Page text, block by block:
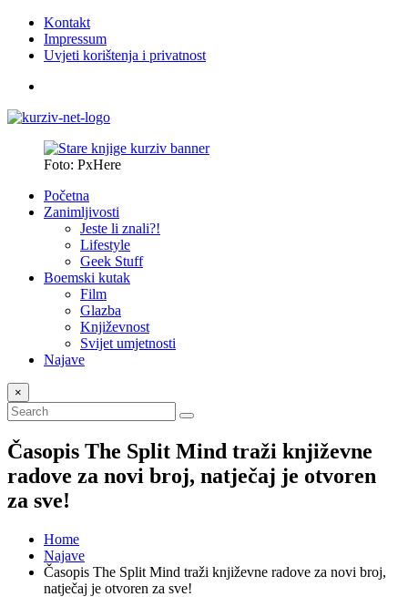
Kontakt
Impressum
Uvjeti korištenja i privatnost
Foto: PxHere
Početna
Zanimljivosti
Jeste li znali?!
Lifestyle
Geek Stuff
Boemski kutak
Film
Glazba
Književnost
Svijet umjetnosti
Najave
×
Časopis The Split Mind traži književne
radove za novi broj, natječaj je otvoren
za sve!
Home
Najave
Časopis The Split Mind traži književne radove za novi broj,
natječaj je otvoren za sve!